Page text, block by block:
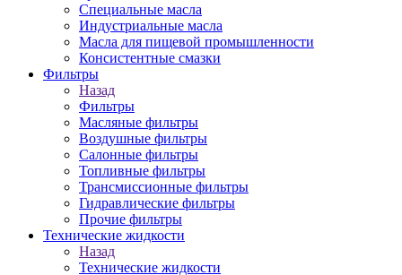
Специальные масла
Индустриальные масла
Масла для пищевой промышленности
Консистентные смазки
Фильтры
Назад
Фильтры
Масляные фильтры
Воздушные фильтры
Салонные фильтры
Топливные фильтры
Трансмиссионные фильтры
Гидравлические фильтры
Прочие фильтры
Технические жидкости
Назад
Технические жидкости